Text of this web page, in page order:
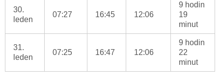
30.
leden
07:27 16:45 12:06
9 hodin
19
minut
31.
leden
07:25 16:47 12:06
9 hodin
22
minut